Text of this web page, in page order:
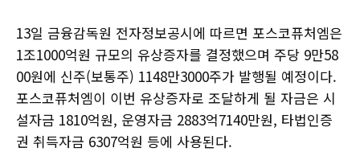
13일 금융감독원 전자정보공시에 따르면 포스코퓨처엠은
1조1000억원 규모의 유상증자를 결정했으며 주당 9만58
00원에 신주(보통주) 1148만3000주가 발행될 예정이다.
포스코퓨처엠이 이번 유상증자로 조달하게 될 자금은 시
설자금 1810억원, 운영자금 2883억7140만원, 타법인증
권 취득자금 6307억원 등에 사용된다.